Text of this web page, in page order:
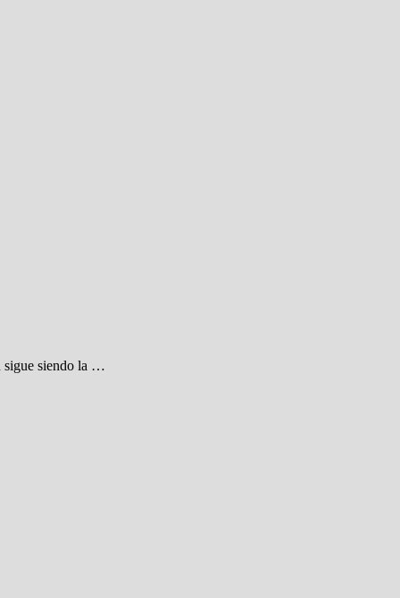
sigue siendo la …